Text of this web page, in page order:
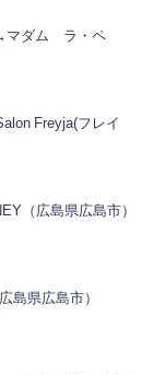
マダム ラ・ペ
Freyja(フレイ
（広島県広島市）
島県広島市）